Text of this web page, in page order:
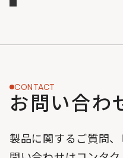
CONTACT
お問い合わ
製品に関するご質問